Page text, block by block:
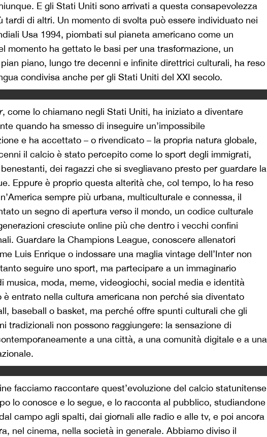
E gli Stati Uniti sono arrivati a questa consapevolezza
tardi di altri. Un momento di svolta può essere individuato nei
Usa 1994, piombati sul pianeta americano come un
momento ha gettato le basi per una trasformazione, un
piano, lungo tre decenni e infinite direttrici culturali, ha reso
condivisa anche per gli Stati Uniti del XXI secolo.
, come lo chiamano negli Stati Uniti, ha iniziato a diventare
quando ha smesso di inseguire un’impossibile
e ha accettato – o rivendicato – la propria natura globale,
il calcio è stato percepito come lo sport degli immigrati,
dei ragazzi che si svegliavano presto per guardare la
Eppure è proprio questa alterità che, col tempo, lo ha reso
sempre più urbana, multiculturale e connessa, il
un segno di apertura verso il mondo, un codice culturale
cresciute online più che dentro i vecchi confini
Guardare la Champions League, conoscere allenatori
Luis Enrique o indossare una maglia vintage dell’Inter non
seguire uno sport, ma partecipare a un immaginario
musica, moda, meme, videogiochi, social media e identità
è entrato nella cultura americana non perché sia diventato
baseball o basket, ma perché offre spunti culturali che gli
tradizionali non possono raggiungere: la sensazione di
a una città, a una comunità digitale e a una
facciamo raccontare quest’evoluzione del calcio statunitense
lo conosce e lo segue, e lo racconta al pubblico, studiandone
campo agli spalti, dai giornali alle radio e alle tv, e poi ancora
nel cinema, nella società in generale. Abbiamo diviso il